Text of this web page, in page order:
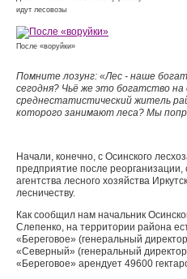
идут лесовозы
После «воруйки»
Помните лозунг: «Лес - наше
сегодня? Чьё же это богатство
среднестатистичес­кий житель
которого занимают леса? Мы
Начали, конечно, с Осин­ского
предприятие пос­ле реорганизации,
агент­ства лесного хозяйства
лесничеству.
Как сообщил нам началь­ник
Слепенко, на тер­ритории района
«Бере­говое» (генеральный
«Северный» (генеральный
«Береговое» арендует 49600